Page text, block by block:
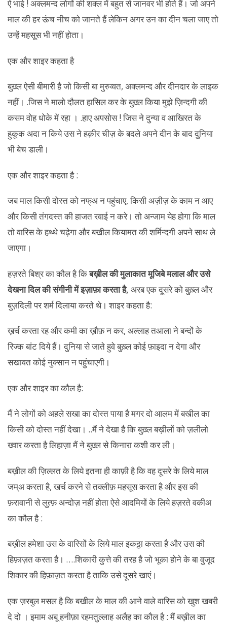
ऐ भाई ! अक्लमन्द लोगों की शक्ल में बहुत से जानवर भी होते हैं। जो अपने
माल की हर ऊंच नीच को जानते हैं लेकिन अगर उन का दीन चला जाए तो
उन्हें महसूस भी नहीं होता।
एक और शाइर कहता है
बुख़्ल ऐसी बीमारी है जो किसी बा मुरुव्वत, अक्लमन्द और दीनदार के लाइक
नहीं। .जिस ने मालो दौलत हासिल कर के बुख़्ल किया मुझे ज़िन्दगी की
कसम वोह धोके में रहा । .हाए अपसोस ! जिस ने दुन्या व आखिरत के
हुकूक अदा न किये उस ने हक़ीर चीज़ के बदले अपने दीन के बाद दुनिया
भी बेच डाली।
एक और शाइर कहता है :
जब माल किसी दोस्त को नफ्अ न पहुंचाए, किसी अज़ीज़ के काम न आए
और किसी तंगदस्त की हाजत रवाई न करे। तो अन्जाम येह होगा कि माल
तो वारिस के हथ्थे चढ़ेगा और बखील कियामत की शर्मिन्दगी अपने साथ ले
जाएगा।
हज़रते बिश्र का कौल है किबख़ील की मुलाकात मूजिबे मलाल और उसे
देखना दिल की संगीनी में इज़ाफ़ा करता है, अरब एक दूसरे को बुख़्ल और
बुज़दिली पर शर्म दिलाया करते थे। शाइर कहता है:
ख़र्च करता रह और कमी का ख़ौफ़ न कर, अल्लाह तआला ने बन्दों के
रिज्क बांट दिये हैं। दुनिया से जाते हुवे बुख़्ल कोई फ़ाइदा न देगा और
सखावत कोई नुक्सान न पहुंचाएगी।
एक और शाइर का कौल है:
मैं ने लोगों को अहले सखा का दोस्त पाया है मगर दो आलम में बखील का
किसी को दोस्त नहीं देखा। ..मैं ने देखा है कि बुख़्ल बख़ीलों को ज़लीलो
ख्वार करता है लिहाज़ा मैं ने बुख़्ल से किनारा कशी कर ली।
बख़ील की ज़िल्लत के लिये इतना ही काफ़ी है कि वह दूसरे के लिये माल
जम्अ करता है, खर्च करने से तक्लीफ़ महसूस करता है और इस की
फ़रावानी से लुत्फ़ अन्दोज़ नहीं होता ऐसे आदमियों के लिये हज़रते वकीअ
का कौल है :
बख़ील हमेशा उस के वारिसों के लिये माल इकठ्ठा करता है और उस की
हिफ़ाज़त करता है। ….शिकारी कुत्ते की तरह है जो भूका होने के बा वुजूद
शिकार की हिफ़ाज़त करता है ताकि उसे दूसरे खाएं।
एक ज़रबुल मसल है कि बखील के माल की आने वाले वारिस को खुश खबरी
दे दो । इमाम अबू हनीफ़ा रहमतुल्लाह अलैह का कौल है : मैं बख़ील का